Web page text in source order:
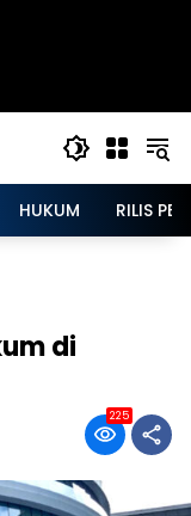
HUKUM RILIS
di
225